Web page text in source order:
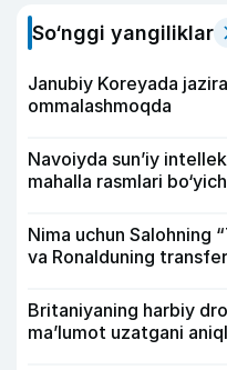
So‘nggi yangiliklar
Janubiy Koreyada
ommalashmoqda
Navoiyda sun’iy
mahalla rasmlari
Nima uchun Salohning
va Ronalduning
Britaniyaning harbiy
ma’lumot uzatgani